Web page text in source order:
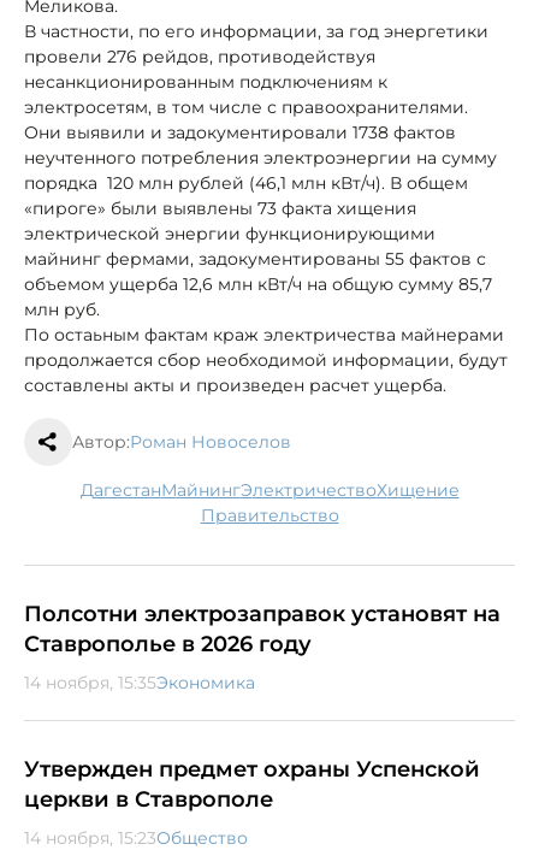
Меликова.
В частности, по его информации, за год энергетики
провели 276 рейдов, противодействуя
несанкционированным подключениям к
электросетям, в том числе с правоохранителями.
Они выявили и задокументировали 1738 фактов
неучтенного потребления электроэнергии на сумму
порядка 120 млн рублей (46,1 млн кВт/ч). В общем
«пироге» были выявлены 73 факта хищения
электрической энергии функционирующими
майнинг фермами, задокументированы 55 фактов с
объемом ущерба 12,6 млн кВт/ч на общую сумму 85,7
млн руб.
По остаьным фактам краж электричества майнерами
продолжается сбор необходимой информации, будут
составлены акты и произведен расчет ущерба.
Автор:Роман Новоселов
Дагестан майнинг электричество хищение
правительство
Полсотни электрозаправок установят на
Ставрополье в 2026 году
14 ноября, 15:35Экономика
Утвержден предмет охраны Успенской
церкви в Ставрополе
14 ноября, 15:23Общество